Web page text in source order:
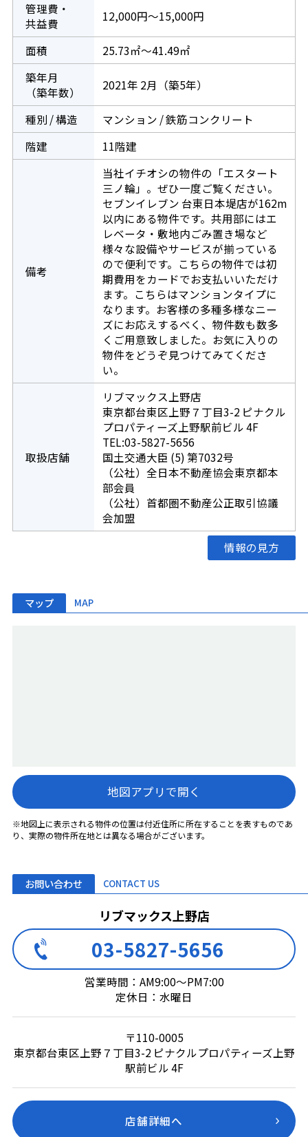
管理費・
共益費
12,000円～15,000円
面積
25.73㎡～41.49㎡
築年月
（築年数）
2021年 2月（築5年）
種別 / 構造
マンション / 鉄筋コンクリート
階建
11階建
備考
当社イチオシの物件の「エスタート
三ノ輪」。ぜひ一度ご覧ください。
セブンイレブン 台東日本堤店が162m
以内にある物件です。共用部にはエ
レベータ・敷地内ごみ置き場など
様々な設備やサービスが揃っている
ので便利です。こちらの物件では初
期費用をカードでお支払いいただけ
ます。こちらはマンションタイプに
なります。お客様の多種多様なニー
ズにお応えするべく、物件数も数多
くご用意致しました。お気に入りの
物件をどうぞ見つけてみてくださ
い。
取扱店舗
リブマックス上野店
東京都台東区上野７丁目3-2 ピナクル
プロパティーズ上野駅前ビル 4F
TEL:03-5827-5656
国土交通大臣 (5) 第7032号
（公社）全日本不動産協会東京都本
部会員
（公社）首都圏不動産公正取引協議
会加盟
情報の見方
マップ MAP
地図アプリで開く
※地図上に表示される物件の位置は付近住所に所在することを表すものであ
り、実際の物件所在地とは異なる場合がございます。
お問い合わせ CONTACT US
リブマックス上野店
03-5827-5656
営業時間：AM9:00～PM7:00
定休日：水曜日
〒110-0005
東京都台東区上野７丁目3-2 ピナクルプロパティーズ上野
駅前ビル 4F
店舗詳細へ